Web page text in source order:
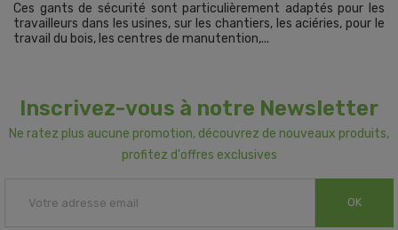
Ces gants de sécurité sont particulièrement adaptés pour les
travailleurs dans les usines, sur les chantiers, les aciéries, pour le
travail du bois, les centres de manutention,...
Inscrivez-vous à notre Newsletter
Ne ratez plus aucune promotion, découvrez de nouveaux produits,
profitez d'offres exclusives
OK